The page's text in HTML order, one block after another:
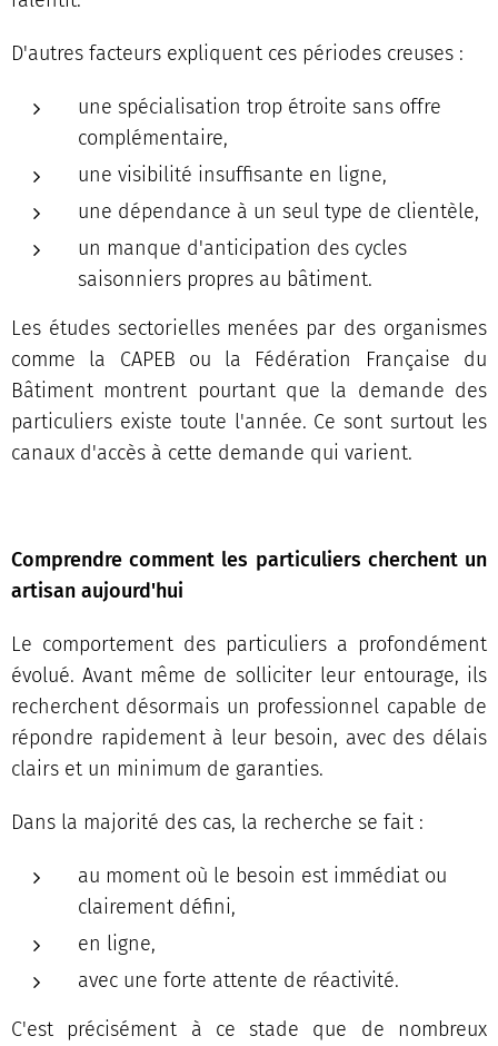
D'autres facteurs expliquent ces périodes creuses :
une spécialisation trop étroite sans offre
complémentaire,
une visibilité insuffisante en ligne,
une dépendance à un seul type de clientèle,
un manque d'anticipation des cycles
saisonniers propres au bâtiment.
Les études sectorielles menées par des organismes
comme la CAPEB ou la Fédération Française du
Bâtiment montrent pourtant que la demande des
particuliers existe toute l'année. Ce sont surtout les
canaux d'accès à cette demande qui varient.
Comprendre comment les particuliers cherchent un
artisan aujourd'hui
Le comportement des particuliers a profondément
évolué. Avant même de solliciter leur entourage, ils
recherchent désormais un professionnel capable de
répondre rapidement à leur besoin, avec des délais
clairs et un minimum de garanties.
Dans la majorité des cas, la recherche se fait :
au moment où le besoin est immédiat ou
clairement défini,
en ligne,
avec une forte attente de réactivité.
C'est précisément à ce stade que de nombreux